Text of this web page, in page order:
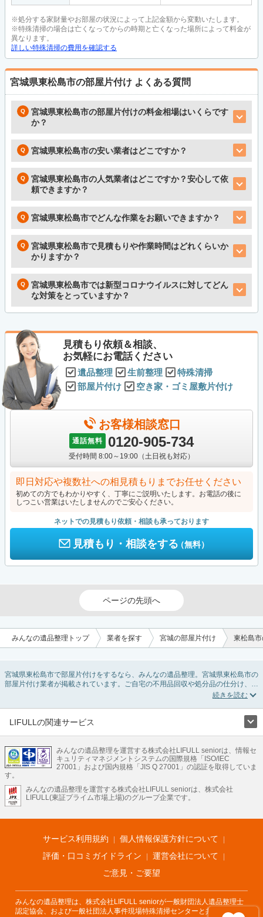
※処分する家財量やお部屋の状況によって上記金額から変動いたします。
※特殊清掃の場合は亡くなってからの時期と亡くなった場所によって料金が
異なります。
詳しい特殊清掃の費用を確認する
宮城県東松島市の部屋片付け よくある質問
宮城県東松島市の部屋片付けの料金相場はいくらです
か？
宮城県東松島市の安い業者はどこですか？
宮城県東松島市の人気業者はどこですか？安心して依
頼できますか？
宮城県東松島市でどんな作業をお願いできますか？
宮城県東松島市で見積もりや作業時間はどれくらいか
かりますか？
宮城県東松島市では新型コロナウイルスに対してどん
な対策をとっていますか？
見積もり依頼＆相談、
お気軽にお電話ください
遺品整理 生前整理
特殊清掃
部屋片付け
空き家・ゴミ屋敷片付け
お客様相談窓口
通話無料 0120-905-734
受付時間 8:00～19:00（土日祝も対応）
即日対応や複数社への相見積もりまでお任せください
初めての方でもわかりやすく、丁寧にご説明いたします。お電話の後に
しつこい営業はいたしませんのでご安心ください。
ネットでの見積もり依頼・相談も承っております
見積もり・相談をする（無料）
ページの先頭へ
みんなの遺品整理トップ 業者を探す 宮城の部屋片付け 東松島
宮城県東松島市で部屋片付けをするなら、みんなの遺品整理。宮城県東松島市の
部屋片付け業者が掲載されています。ご自宅の不用品回収や処分品の仕分け、貴
重品の捜索などの依頼ができます。宮城県東松島市の部屋片付けの料金相場情報
ましょう。部屋片付けはいつか着手しようと思っていると、ついつい後回しにな
ってしまいますが、不用品だと思っていたものに思わぬ買取額が付いていること
ご自分で無理なくできる片付け方法やご実家の片付けノウハウもお届けしていま
すので、ぜひあわせてご覧ください。
LIFULLの関連サービス
不動産・住宅
引越し 老人ホーム 地方創生
ママの就労支援
不動産クラウドファンディング 遺品整理 老後の暮らし情報
LIFULL HOME'Sのサービス
不動産・住宅
不動産査定 マンション専門売却査定 不動産投資 アドバイザー
不動産アーカイブ
空き家バンク 家賃相場 不動産会社
不動産用語集 住まいのお役立ち情報
LIFULL HOME'S PRESS
不動産転職
みんなの遺品整理を運営する株式会社LIFULL seniorは、情報セ
キュリティマネジメントシステムの国際規格「ISO/IEC
27001」および国内規格「JIS Q 27001」の認証を取得していま
す。
みんなの遺品整理を運営する株式会社LIFULL seniorは、株式会社
LIFULL(東証プライム市場上場)のグループ企業です。
サービス利用規約
個人情報保護方針について
評価・口コミガイドライン
運営会社について
ご意見・ご要望
みんなの遺品整理は、株式会社LIFULL seniorが一般財団法人遺品整理士
認定協会、および一般社団法人事件現場特殊清掃センターと共同でサービ